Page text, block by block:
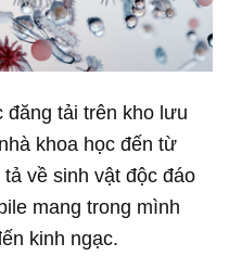
tải trên kho lưu
khoa học đến từ
về sinh vật độc đáo
mang trong mình
kinh ngạc.